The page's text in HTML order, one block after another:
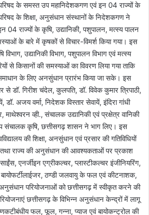
के समस्त उप महानिदेशकगण एवं इन 04 राज्यों के
के शिक्षा, अनुसंधान संस्थानों के निदेशकगण ने
04 राज्यों के कृषि, उद्यानिकी, पशुपालन, मत्स्य पालन
के बारे में कृषकों से विचार-विमर्श किया गया। इस
उद्यानिकी विभाग, पशुपालन विभाग एवं मत्स्य
से किसानों की समस्याओं का विवरण लिया गया ताकि
के लिए अनसुंधान प्रारंभ किया जा सके। इस
डॉ. गिरीश चंदेल, कुलपति, डॉ. विवेक कुमार त्रिपाठी,
अजय वर्मा, निदेशक विस्तार सेवायें, इंदिरा गांधी
माथेश्वरन व्ही., संचालक उद्यानिकी एवं प्रक्षेत्र वानिकी
संचालक कृषि, छत्तीसगढ़ शासन ने भाग लिए। इस
की शिक्षा, अनसुंधान एवं प्रसार की गतिविधियों
तथा राज्य की अनुसंधान की आवश्यकताओं पर प्रकाश
एनर्जीइन एग्रीकल्चर, प्लास्टीकल्चर इंजीनियरिंग,
ठण्डी जलवायु के फल एवं कीटनाशक,
परियोजनाओं को छत्तीसगढ़ में स्वीकृत करने की
छत्तीसगढ़ के विभिन्न अनुसंधान केन्द्रों में लागू
फल, फूल, गन्ना, प्याज एवं बायोकन्ट्रोल की